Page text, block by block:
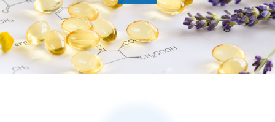
レーザー脱毛 月経